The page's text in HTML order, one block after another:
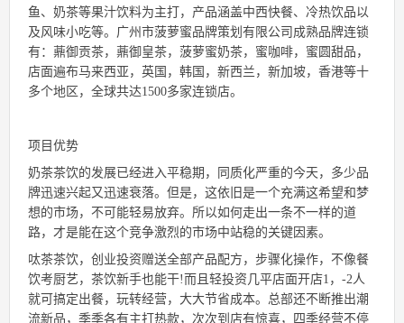
鱼、奶茶等果汁饮料为主打，产品涵盖中西快餐、冷热饮品以
及风味小吃等。广州市菠萝蜜品牌策划有限公司成熟品牌连锁
有：薡御贡茶，薡御皇茶，菠萝蜜奶茶，蜜咖啡，蜜圆甜品，
店面遍布马来西亚，英国，韩国，新西兰，新加坡，香港等十
多个地区，全球共达1500多家连锁店。
项目优势
奶茶茶饮的发展已经进入平稳期，同质化严重的今天，多少品
牌迅速兴起又迅速衰落。但是，这依旧是一个充满这希望和梦
想的市场，不可能轻易放弃。所以如何走出一条不一样的道
路，才是能在这个竞争激烈的市场中站稳的关键因素。
呔茶茶饮，创业投资赠送全部产品配方，步骤化操作，不像餐
饮考厨艺，茶饮新手也能干!而且轻投资几平店面开店1，-2人
就可搞定出餐，玩转经营，大大节省成本。总部还不断推出潮
流新品，季季各有主打热款，次次到店有惊喜，四季经营不停